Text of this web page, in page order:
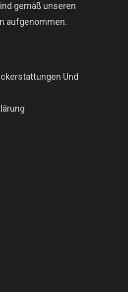
gemäß unseren
aufgenommen.
Und